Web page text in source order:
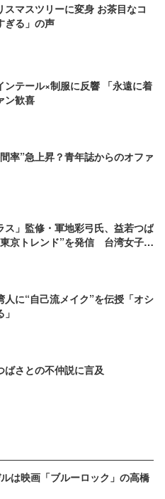
スマスツリーに変身 お茶目なコ
ぎる」の声
ンテール×制服に反響 「永遠に着
ン歓喜
率”急上昇？青年誌からのオファ
ス」監修・軍地彩弓氏、益若つば
京トレンド”を発信 台湾女子が
人に“自己流メイク”を伝授「オシ
ばさとの不仲説に言及
は映画「ブルーロック」の高橋